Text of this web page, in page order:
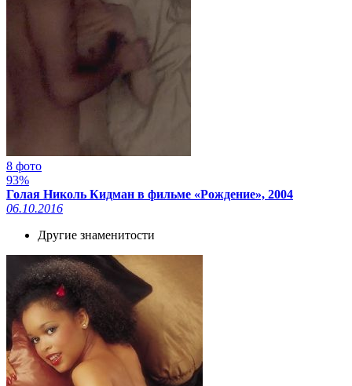
8 фото
93%
Голая Николь Кидман в фильме «Рождение», 2004
06.10.2016
Другие знаменитости